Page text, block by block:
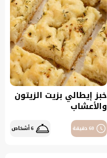
خبز إيطالي بزيت الزيتون
والأعشاب
60 دقيقة 6 أشخاص